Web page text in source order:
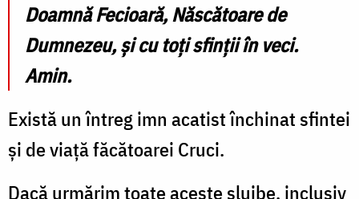
Doamnă Fecioară, Născătoare de
Dumnezeu, și cu toți sfinții în veci.
Amin.
Există un întreg imn acatist închinat sfintei
şi de viaţă făcătoarei Cruci.
Dacă urmărim toate aceste slujbe, inclusiv